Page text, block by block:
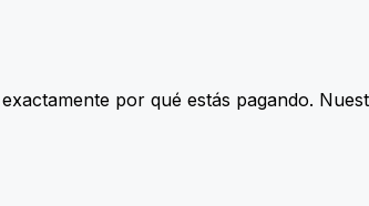
por qué estás pagando.